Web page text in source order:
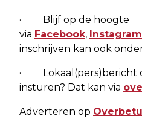
· Blijf op de hoogte
via Facebook, Instagram
inschrijven kan ook
· Lokaal(pers)bericht
insturen? Dat kan via
Adverteren op